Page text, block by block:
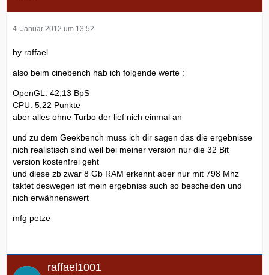
4. Januar 2012 um 13:52
hy raffael
also beim cinebench hab ich folgende werte :
OpenGL: 42,13 BpS
CPU: 5,22 Punkte
aber alles ohne Turbo der lief nich einmal an
und zu dem Geekbench muss ich dir sagen das die ergebnisse
nich realistisch sind weil bei meiner version nur die 32 Bit
version kostenfrei geht
und diese zb zwar 8 Gb RAM erkennt aber nur mit 798 Mhz
taktet deswegen ist mein ergebniss auch so bescheiden und
nich erwähnenswert
mfg petze
raffael1001